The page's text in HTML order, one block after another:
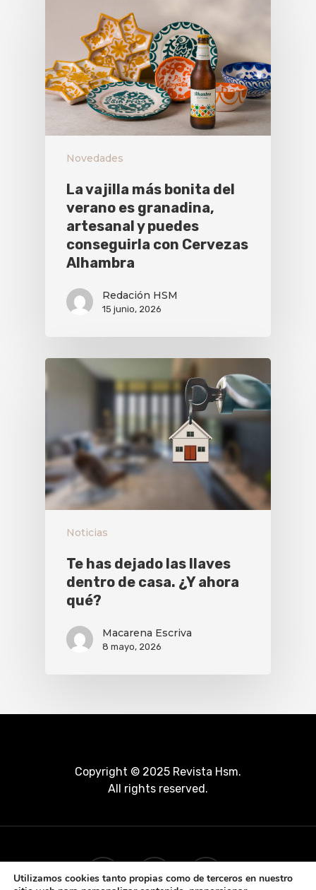
Novedades
La vajilla más bonita del
verano es granadina,
artesanal y puedes
conseguirla con Cervezas
Alhambra
Redación HSM
15 junio, 2026
Noticias
Te has dejado las llaves
dentro de casa. ¿Y ahora
qué?
Macarena Escriva
8 mayo, 2026
Copyright © 2025 Revista Hsm.
All rights reserved.
Utilizamos cookies tanto propias como de terceros en nuestro